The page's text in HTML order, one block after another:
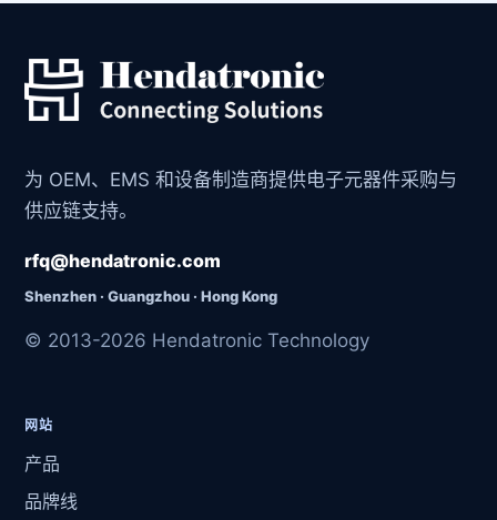
为 OEM、EMS 和设备制造商提供电子元器件采购与
供应链支持。
rfq@hendatronic.com
Shenzhen · Guangzhou · Hong Kong
© 2013-2026 Hendatronic Technology
网站
产品
品牌线